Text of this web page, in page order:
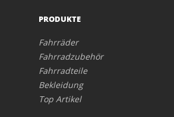
PRODUKTE
Fahrräder
Fahrradzubehör
Fahrradteile
Bekleidung
Top Artikel